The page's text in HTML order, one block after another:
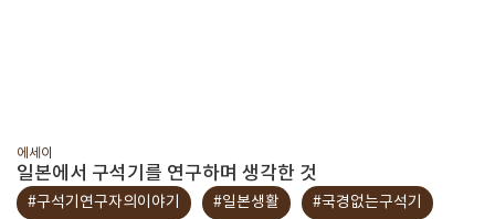
에세이
일본에서 구석기를 연구하며 생각한 것
#구석기연구자의이야기 #일본생활 #국경없는구석기